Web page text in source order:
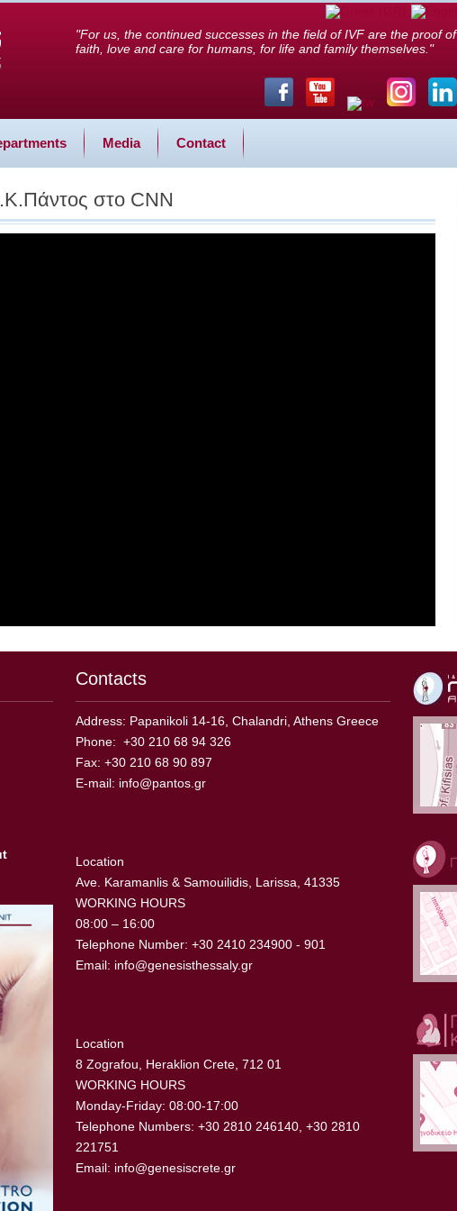
Media Contact
"For us, the continued successes in the field of IVF are the proof of
faith, love and care for humans, for life and family themselves."
στο CNN
Contacts
Address: Papanikoli 14-16, Chalandri, Athens Greece
Phone: +30 210 68 94 326
Fax: +30 210 68 90 897
E-mail: info@pantos.gr
Location
Ave. Karamanlis & Samouilidis, Larissa, 41335
WORKING HOURS
08:00 – 16:00
Telephone Number: +30 2410 234900 - 901
Email: info@genesisthessaly.gr
Location
8 Zografou, Heraklion Crete, 712 01
WORKING HOURS
Monday-Friday: 08:00-17:00
Telephone Numbers: +30 2810 246140, +30 2810
221751
Email: info@genesiscrete.gr